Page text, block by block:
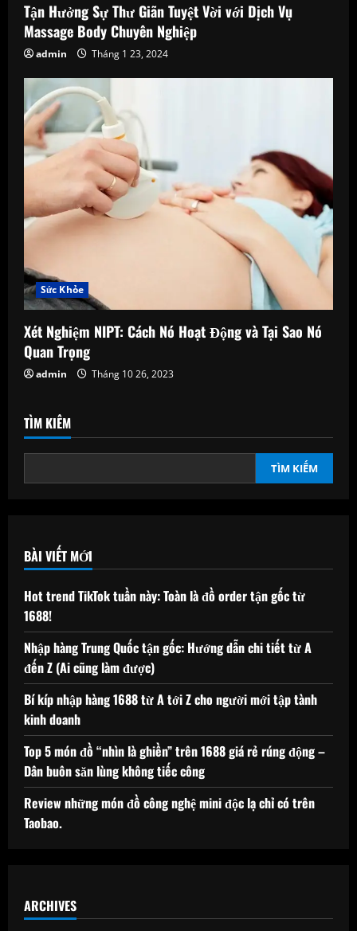
Tận Hưởng Sự Thư Giãn Tuyệt Vời với Dịch Vụ
Massage Body Chuyên Nghiệp
admin Tháng 1 23, 2024
Sức Khỏe
Xét Nghiệm NIPT: Cách Nó Hoạt Động và Tại Sao Nó
Quan Trọng
admin Tháng 10 26, 2023
TÌM KIẾM
TÌM KIẾM
BÀI VIẾT MỚI
Hot trend TikTok tuần này: Toàn là đồ order tận gốc từ
1688!
Nhập hàng Trung Quốc tận gốc: Hướng dẫn chi tiết từ A
đến Z (Ai cũng làm được)
Bí kíp nhập hàng 1688 từ A tới Z cho người mới tập tành
kinh doanh
Top 5 món đồ “nhìn là ghiền” trên 1688 giá rẻ rúng động –
Dân buôn săn lùng không tiếc công
Review những món đồ công nghệ mini độc lạ chỉ có trên
Taobao.
ARCHIVES